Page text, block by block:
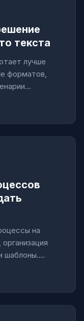
текста
лучше
форматов,
на
шаблоны.